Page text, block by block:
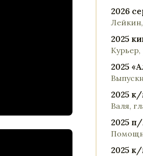
2026
2025
2025
2025
Валя,
2025
2025